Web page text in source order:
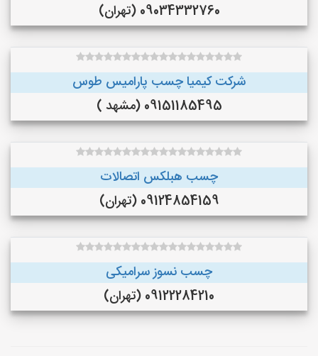
09034332760 (تهران)
شرکت کیمیا چسب پارامیس طوس
09151185495 (مشهد )
چسب هبلکس اتصالات
09124854159 (تهران)
چسب نسوز سرامیکی
09122284210 (تهران)